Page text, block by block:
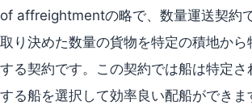
of affreightmentの略で、数量運送契約
取り決めた数量の貨物を特定の積地から
する契約です。この契約では船は特定さ
する船を選択して効率良い配船ができま